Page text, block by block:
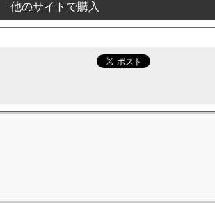
他のサイトで購入